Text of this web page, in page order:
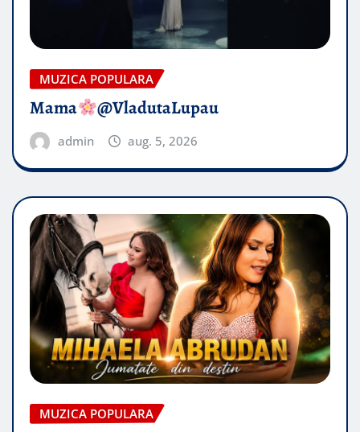
MUZICA POPULARA
Mama @VladutaLupau
admin aug. 5, 2026
MUZICA POPULARA